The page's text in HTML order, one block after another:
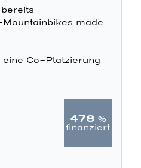
made
eine Co-Platzierung
478 %
finanziert